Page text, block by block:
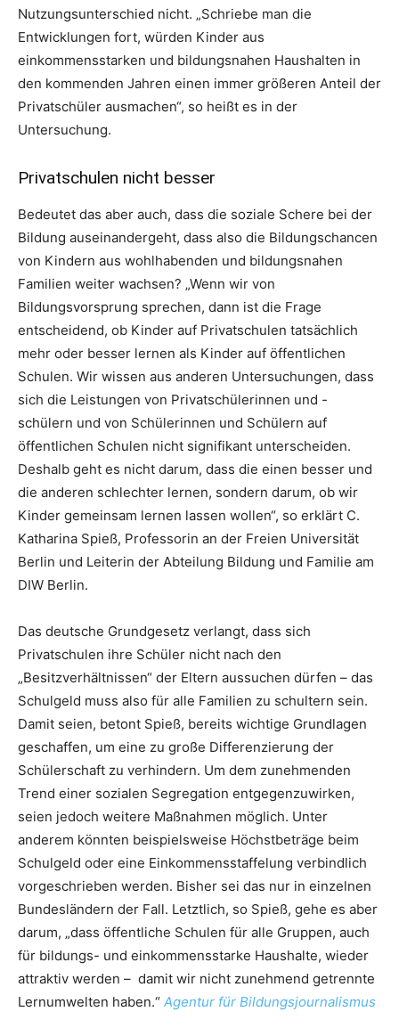
Nutzungsunterschied nicht. „Schriebe man die
Entwicklungen fort, würden Kinder aus
einkommensstarken und bildungsnahen Haushalten in
den kommenden Jahren einen immer größeren Anteil der
Privatschüler ausmachen“, so heißt es in der
Untersuchung.
Privatschulen nicht besser
Bedeutet das aber auch, dass die soziale Schere bei der
Bildung auseinandergeht, dass also die Bildungschancen
von Kindern aus wohlhabenden und bildungsnahen
Familien weiter wachsen? „Wenn wir von
Bildungsvorsprung sprechen, dann ist die Frage
entscheidend, ob Kinder auf Privatschulen tatsächlich
mehr oder besser lernen als Kinder auf öffentlichen
Schulen. Wir wissen aus anderen Untersuchungen, dass
sich die Leistungen von Privatschülerinnen und -
schülern und von Schülerinnen und Schülern auf
öffentlichen Schulen nicht signifikant unterscheiden.
Deshalb geht es nicht darum, dass die einen besser und
die anderen schlechter lernen, sondern darum, ob wir
Kinder gemeinsam lernen lassen wollen“, so erklärt C.
Katharina Spieß, Professorin an der Freien Universität
Berlin und Leiterin der Abteilung Bildung und Familie am
DIW Berlin.
Das deutsche Grundgesetz verlangt, dass sich
Privatschulen ihre Schüler nicht nach den
„Besitzverhältnissen“ der Eltern aussuchen dürfen – das
Schulgeld muss also für alle Familien zu schultern sein.
Damit seien, betont Spieß, bereits wichtige Grundlagen
geschaffen, um eine zu große Differenzierung der
Schülerschaft zu verhindern. Um dem zunehmenden
Trend einer sozialen Segregation entgegenzuwirken,
seien jedoch weitere Maßnahmen möglich. Unter
anderem könnten beispielsweise Höchstbeträge beim
Schulgeld oder eine Einkommensstaffelung verbindlich
vorgeschrieben werden. Bisher sei das nur in einzelnen
Bundesländern der Fall. Letztlich, so Spieß, gehe es aber
darum, „dass öffentliche Schulen für alle Gruppen, auch
für bildungs- und einkommensstarke Haushalte, wieder
attraktiv werden – damit wir nicht zunehmend getrennte
Lernumwelten haben.“ Agentur für Bildungsjournalismus